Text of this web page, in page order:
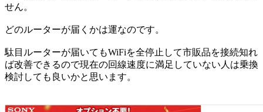
せん。
どのルーターが届くかは運なのです。
駄目ルーターが届いてもWiFiを全停止して市販品を接続知れ
ば改善できるので現在の回線速度に満足していない人は乗換
検討しても良いかと思います。